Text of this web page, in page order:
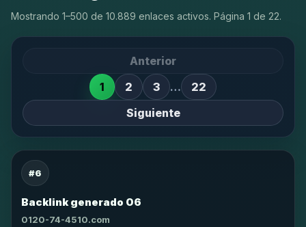
Mostrando 1–500 de 10.889 enlaces activos. Página 1 de 22.
Anterior
1
2 3 …
22
Siguiente
#6
Backlink generado 06
0120-74-4510.com